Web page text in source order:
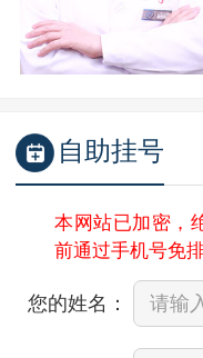
自助挂号
本网站已加密，
前通过手机号免
您的姓名：